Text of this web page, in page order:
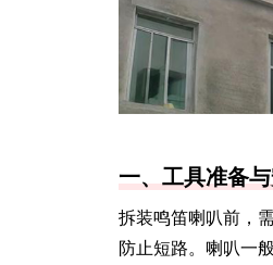
一、工具准备
拆装鸣笛喇叭前，
防止短路。喇叭一